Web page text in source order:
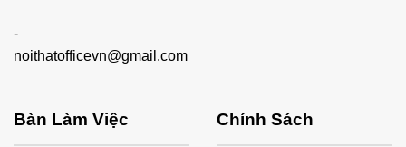
-
noithatofficevn@gmail.com
Bàn Làm Việc Chính Sách